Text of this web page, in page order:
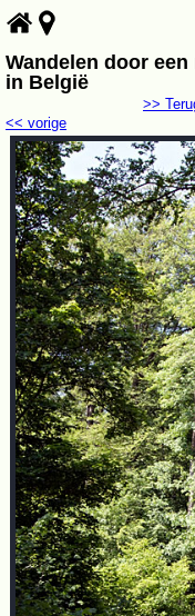
Wandelen door
in België
<< vorige
>>